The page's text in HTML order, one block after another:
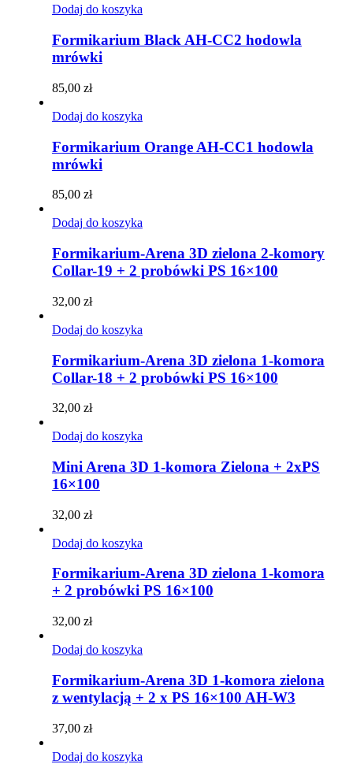
Dodaj do koszyka
Formikarium Black AH-CC2 hodowla
mrówki
85,00 zł
Dodaj do koszyka
Formikarium Orange AH-CC1 hodowla
mrówki
85,00 zł
Dodaj do koszyka
Formikarium-Arena 3D zielona 2-komory
Collar-19 + 2 probówki PS 16×100
32,00 zł
Dodaj do koszyka
Formikarium-Arena 3D zielona 1-komora
Collar-18 + 2 probówki PS 16×100
32,00 zł
Dodaj do koszyka
Mini Arena 3D 1-komora Zielona + 2xPS
16×100
32,00 zł
Dodaj do koszyka
Formikarium-Arena 3D zielona 1-komora
+ 2 probówki PS 16×100
32,00 zł
Dodaj do koszyka
Formikarium-Arena 3D 1-komora zielona
z wentylacją + 2 x PS 16×100 AH-W3
37,00 zł
Dodaj do koszyka